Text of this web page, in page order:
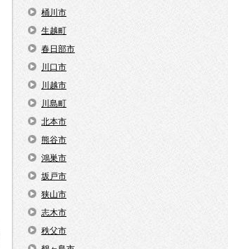
桶川市
生越町
春日部市
川口市
川越市
川島町
北本市
熊谷市
鴻巣市
坂戸市
狭山市
志木市
秩父市